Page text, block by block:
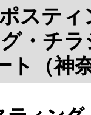
ステ
・チ
ト（神